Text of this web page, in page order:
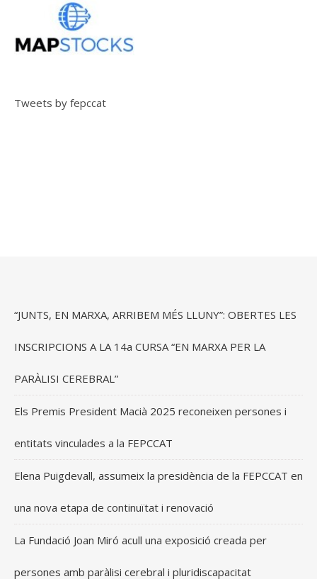
Tweets by fepccat
“JUNTS, EN MARXA, ARRIBEM MÉS LLUNY”: OBERTES LES
INSCRIPCIONS A LA 14a CURSA “EN MARXA PER LA
PARÀLISI CEREBRAL”
Els Premis President Macià 2025 reconeixen persones i
entitats vinculades a la FEPCCAT
Elena Puigdevall, assumeix la presidència de la FEPCCAT en
una nova etapa de continuïtat i renovació
La Fundació Joan Miró acull una exposició creada per
persones amb paràlisi cerebral i pluridiscapacitat